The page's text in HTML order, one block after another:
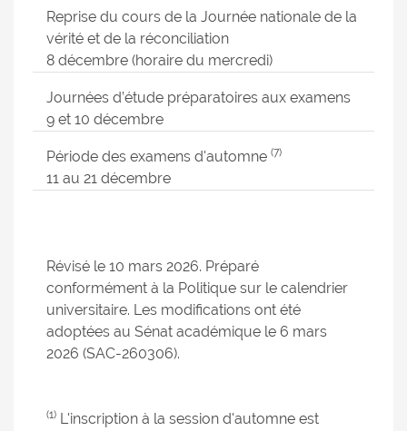
Reprise du cours de la Journée nationale de la
vérité et de la réconciliation
8 décembre (horaire du mercredi)
Journées d’étude préparatoires aux examens
9 et 10 décembre
Période des examens d'automne (7)
11 au 21 décembre
Révisé le 10 mars 2026. Préparé
conformément à la Politique sur le calendrier
universitaire. Les modifications ont été
adoptées au Sénat académique le 6 mars
2026 (SAC-260306).
(1) L'inscription à la session d'automne est